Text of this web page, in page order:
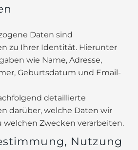
Daten sind
zu Ihrer Identität. Hierunter
wie Name, Adresse,
Geburtsdatum und Email-
detaillierte
darüber, welche Daten wir
welchen Zwecken verarbeiten.
Nutzung